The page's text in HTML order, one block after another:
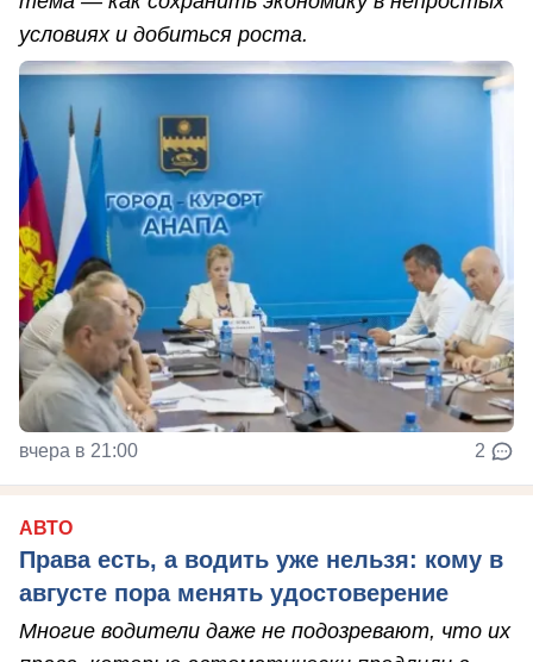
условиях и добиться роста.
вчера в 21:00 2
АВТО
Права есть, а водить уже нельзя: кому в
августе пора менять удостоверение
Многие водители даже не подозревают, что их